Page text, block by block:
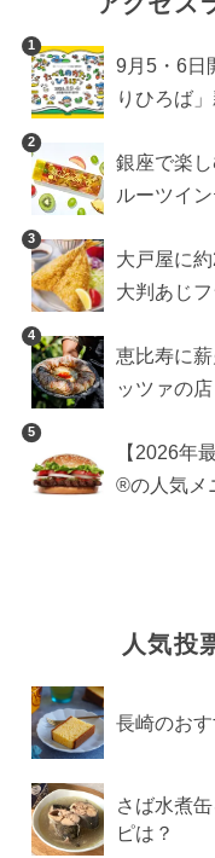
1
9月5・6日
りひろば
ーなどをご
2
銀座で楽
ルーツイ
3
大戸屋に
大判あじ
メニュー
4
恵比寿に
ッツァの
ストラン
5
【2026年
®の人気メ
人気投
長崎のお
さば水煮
ピは？